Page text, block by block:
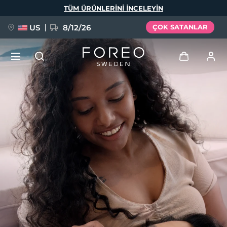
TÜM ÜRÜNLERINI INCELEYIN
US 8/12/26 ÇOK SATANLAR
Kullanici profi̇li̇
Cihazlarım
Siparişlerim
Adresim
Aboneliklerim
YENİ
FAQ™ Pure Beauty-Tech Elixir
BREAKING NEWS
issa™ Teeth Whitening Set
Dil Seçimi
English Deutsch
Español
Français
Italiano
Português
Polski
Svenska
Русский
Türkçe
简体中文 繁體中文